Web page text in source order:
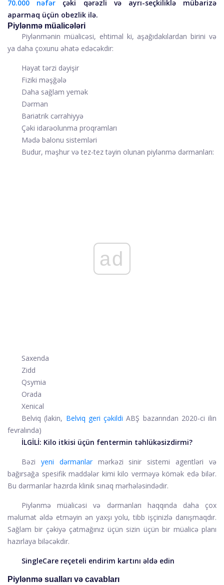
70.000 nəfər
çəki qərəzli və ayrı-seçkiliklə mübarizə
aparmaq üçün obezlik ilə.
Piylənmə müalicələri
Piylənmənin müalicəsi, ehtimal ki, aşağıdakılardan birini və
ya daha çoxunu əhatə edəcəkdir:
Həyat tərzi dəyişir
Fiziki məşğələ
Daha sağlam yemək
Dərman
Bariatrik cərrahiyyə
Çəki idarəolunma proqramları
Mədə balonu sistemləri
Budur, məşhur və tez-tez təyin olunan piylənmə dərmanları:
ad
Saxenda
Zidd
Qsymia
Orada
Xenical
Belviq (lakin, Belviq geri çəkildi ABŞ bazarından 2020-ci ilin
fevralında)
İLGİLİ: Kilo itkisi üçün fentermin təhlükəsizdirmi?
Bəzi yeni dərmanlar mərkəzi sinir sistemi agentləri və
bağırsağa spesifik maddələr kimi kilo verməyə kömək edə bilər.
Bu dərmanlar hazırda klinik sınaq mərhələsindədir.
Piylənmə müalicəsi və dərmanları haqqında daha çox
məlumat əldə etməyin ən yaxşı yolu, tibb işçinizlə danışmaqdır.
Sağlam bir çəkiyə çatmağınız üçün sizin üçün bir müalicə planı
hazırlaya biləcəkdir.
SingleCare reçeteli endirim kartını əldə edin
Piylənmə sualları və cavabları